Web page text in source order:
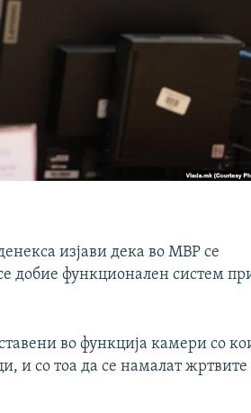
изјави дека во МВР се
добие функционален систем
во функција камери со
и со тоа да се намалат жртвите